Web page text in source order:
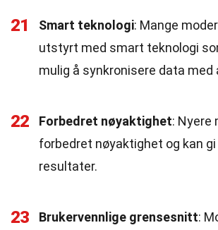
21 Smart teknologi: Mange
utstyrt med smart teknologi
mulig å synkronisere data med
22 Forbedret nøyaktighet: Nyere
forbedret nøyaktighet og kan
resultater.
23 Brukervennlige grensesnitt: